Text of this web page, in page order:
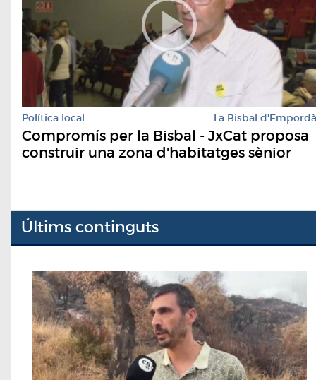
Política local La Bisbal d'Empordà
Compromís per la Bisbal - JxCat proposa
construir una zona d'habitatges sènior
Últims continguts